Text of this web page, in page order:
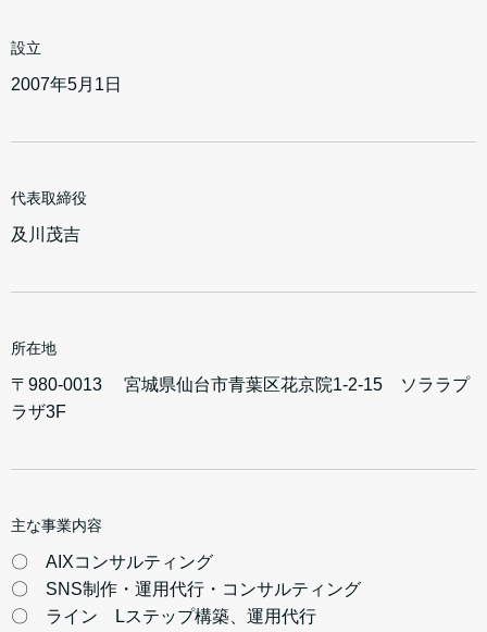
設立
2007年5月1日
代表取締役
及川茂吉
所在地
〒980-0013 宮城県仙台市青葉区花京院1-2-15 ソララプ
ラザ3F
主な事業内容
〇 AIXコンサルティング
〇 SNS制作・運用代行・コンサルティング
〇 ライン Lステップ構築、運用代行